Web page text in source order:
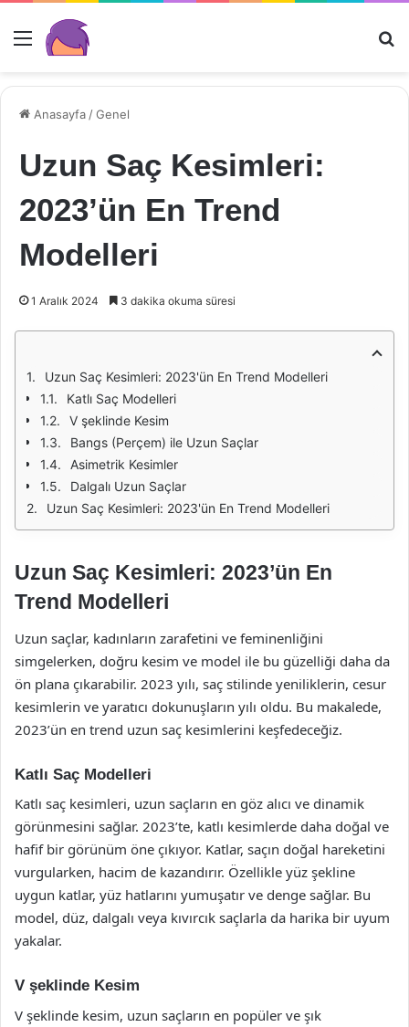
Menü
Anasayfa /Genel
Uzun Saç Kesimleri:
2023’ün En Trend
Modelleri
1 Aralık 2024 3 dakika okuma süresi
Uzun Saç Kesimleri: 2023'ün En Trend Modelleri
Katlı Saç Modelleri
V şeklinde Kesim
Bangs (Perçem) ile Uzun Saçlar
Asimetrik Kesimler
Dalgalı Uzun Saçlar
Uzun Saç Kesimleri: 2023'ün En Trend Modelleri
Uzun Saç Kesimleri: 2023’ün En
Trend Modelleri
Uzun saçlar, kadınların zarafetini ve feminenliğini
simgelerken, doğru kesim ve model ile bu güzelliği daha da
ön plana çıkarabilir. 2023 yılı, saç stilinde yeniliklerin, cesur
kesimlerin ve yaratıcı dokunuşların yılı oldu. Bu makalede,
2023’ün en trend uzun saç kesimlerini keşfedeceğiz.
Katlı Saç Modelleri
Katlı saç kesimleri, uzun saçların en göz alıcı ve dinamik
görünmesini sağlar. 2023’te, katlı kesimlerde daha doğal ve
hafif bir görünüm öne çıkıyor. Katlar, saçın doğal hareketini
vurgularken, hacim de kazandırır. Özellikle yüz şekline
uygun katlar, yüz hatlarını yumuşatır ve denge sağlar. Bu
model, düz, dalgalı veya kıvırcık saçlarla da harika bir uyum
yakalar.
V şeklinde Kesim
V şeklinde kesim, uzun saçların en popüler ve şık